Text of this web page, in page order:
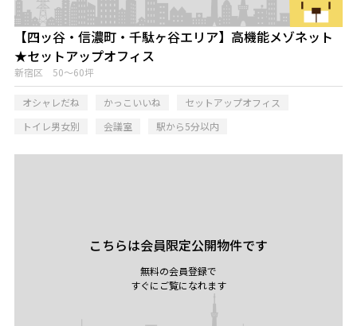
【四ッ谷・信濃町・千駄ヶ谷エリア】高機能メゾネット
★セットアップオフィス
新宿区 50～60坪
オシャレだね かっこいいね
セットアップオフィス
トイレ男女別
会議室 駅から5分以内
こちらは会員限定公開物件です
無料の会員登録で
すぐにご覧になれます